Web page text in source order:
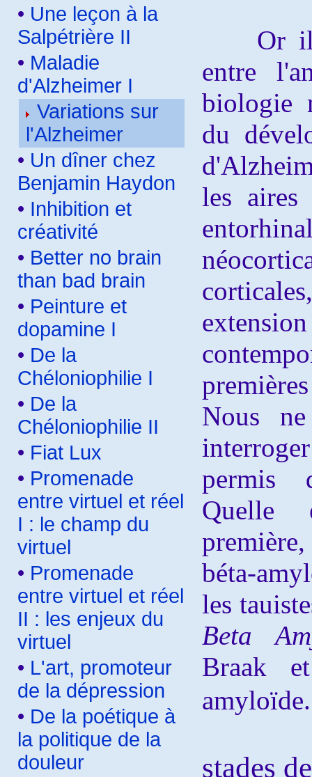
• Une leçon à la
Salpétrière II
• Maladie
d'Alzheimer I
Variations sur
l'Alzheimer
• Un dîner chez
Benjamin Haydon
• Inhibition et
créativité
• Better no brain
than bad brain
• Peinture et
dopamine I
• De la
Chéloniophilie I
• De la
Chéloniophilie II
• Fiat Lux
• Promenade
entre virtuel et réel
I : le champ du
virtuel
• Promenade
entre virtuel et réel
II : les enjeux du
virtuel
• L'art, promoteur
de la dépression
• De la poétique à
la politique de la
douleur
Or il
entre
biologie
du
les
Nous
permis
Quelle
béta-
les
Beta
Braak
amyloïde.
stades